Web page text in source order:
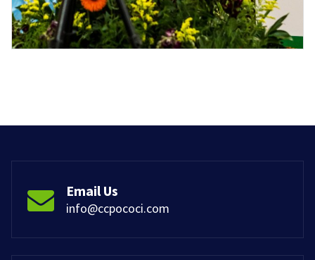
Email Us
info@ccpococi.com